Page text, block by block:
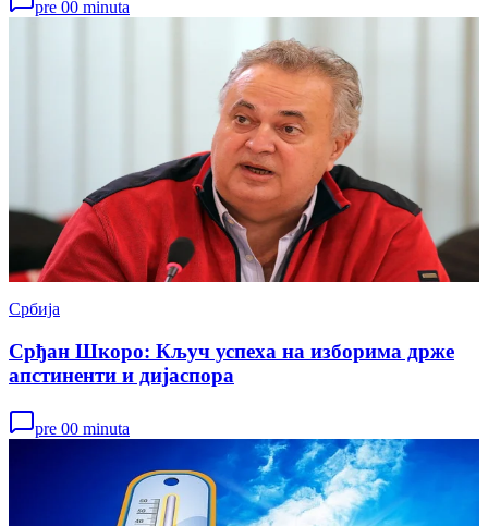
pre 00 minuta
Србија
Срђан Шкоро: Кључ успеха на изборима држе
апстиненти и дијаспора
pre 00 minuta